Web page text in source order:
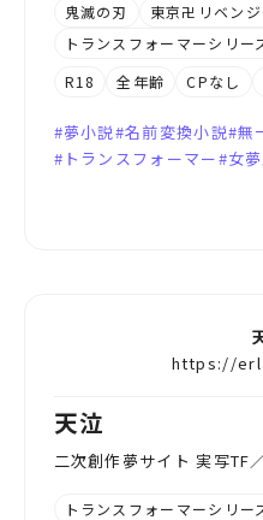
鬼滅の刃
東京卍リベンジ
トランスフォーマーシリー
R18
全年齢 CPなし
夢小説 名前変換小説 無
トランスフォーマー
女
https://
天泣
二次創作夢サイト 実写TF
トランスフォーマーシリー